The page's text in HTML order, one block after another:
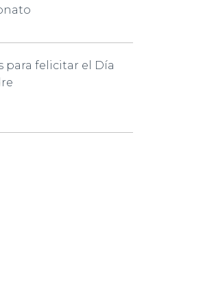
para felicitar el Día